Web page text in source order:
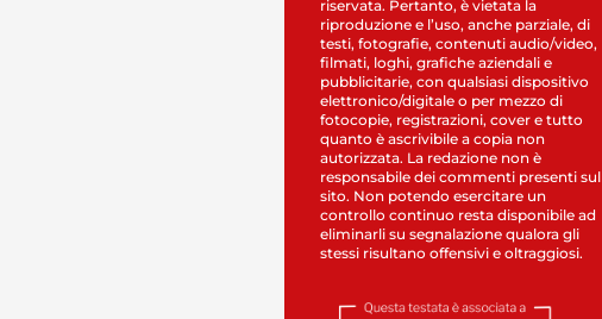
riservata. Pertanto, è vietata la
riproduzione e l’uso, anche parziale, di
testi, fotografie, contenuti audio/video,
filmati, loghi, grafiche aziendali e
pubblicitarie, con qualsiasi dispositivo
elettronico/digitale o per mezzo di
fotocopie, registrazioni, cover e tutto
quanto è ascrivibile a copia non
autorizzata. La redazione non è
responsabile dei commenti presenti sul
sito. Non potendo esercitare un
controllo continuo resta disponibile ad
eliminarli su segnalazione qualora gli
stessi risultano offensivi e oltraggiosi.